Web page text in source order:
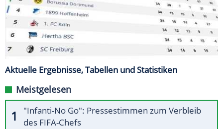
Aktuelle Ergebnisse, Tabellen und Statistiken
Meistgelesen
"Infanti-No Go": Pressestimmen zum Verbleib
des FIFA-Chefs